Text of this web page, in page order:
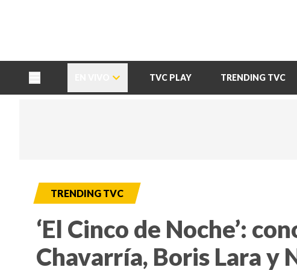
TVC PLAY TRENDING TVC
TRENDING TVC
‘El Cinco de Noche’:
Chavarría, Boris Lara y